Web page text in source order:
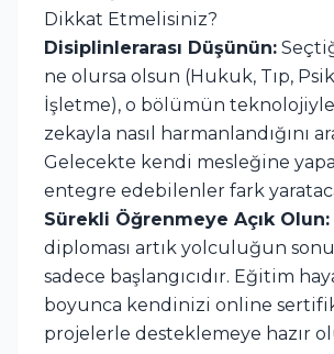
Dikkat Etmelisiniz?
Disiplinlerarası Düşünün:
ne olursa olsun (Hukuk, Tıp,
İşletme), o bölümün
zekayla nasıl harmanlandığını
Gelecekte kendi mesleğine
entegre edebilenler fark
Sürekli Öğrenmeye Açık Olun:
diploması artık yolculuğun
sadece başlangıcıdır. Eğitim
boyunca kendinizi online
projelerle desteklemeye hazır